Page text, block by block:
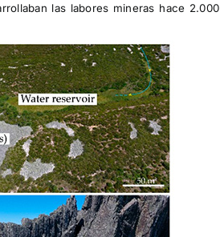
las labores mineras hace 2.000